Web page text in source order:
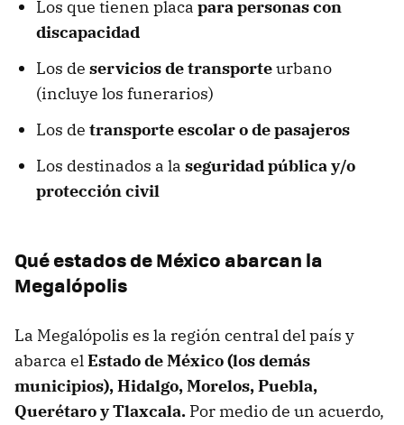
Los que tienen placa para personas con
discapacidad
Los de servicios de transporteurbano
(incluye los funerarios)
Los de transporte escolar o de pasajeros
Los destinados a la seguridad pública y/o
protección civil
Qué estados de México abarcan la
Megalópolis
La Megalópolis es la región central del país y
abarca elEstado de México (los demás
municipios), Hidalgo, Morelos, Puebla,
Querétaro y Tlaxcala. Por medio de un acuerdo,